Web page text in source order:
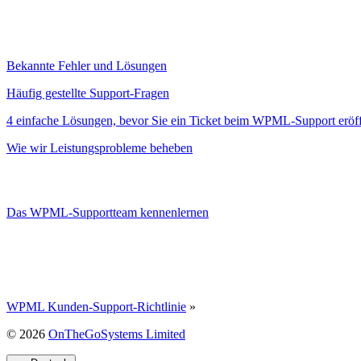
Bekannte Fehler und Lösungen
Häufig gestellte Support-Fragen
4 einfache Lösungen, bevor Sie ein Ticket beim WPML-Support
Wie wir Leistungsprobleme beheben
Das WPML-Supportteam kennenlernen
WPML Kunden-Support-Richtlinie »
© 2026 OnTheGoSystems Limited